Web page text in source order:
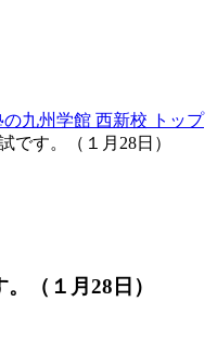
九州学館 西新校 トップ
です。（１月28日）
（１月28日）